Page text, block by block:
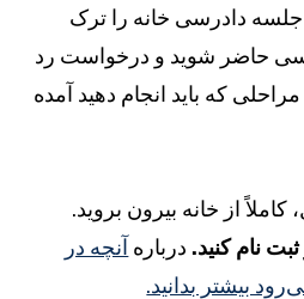
دادرسی خانه را ترک
حاضر شوید و درخواست رد
که باید انجام دهید آمده
از خانه بیرون بروید.
نام کنید.دربارهآنچه در
بدانید.